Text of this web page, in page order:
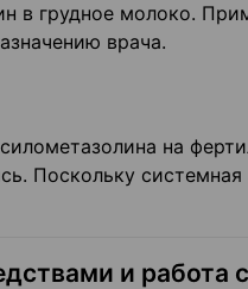
в грудное молоко.
врача.
на
Поскольку системная
и работа